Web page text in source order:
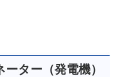
ター（発電機）